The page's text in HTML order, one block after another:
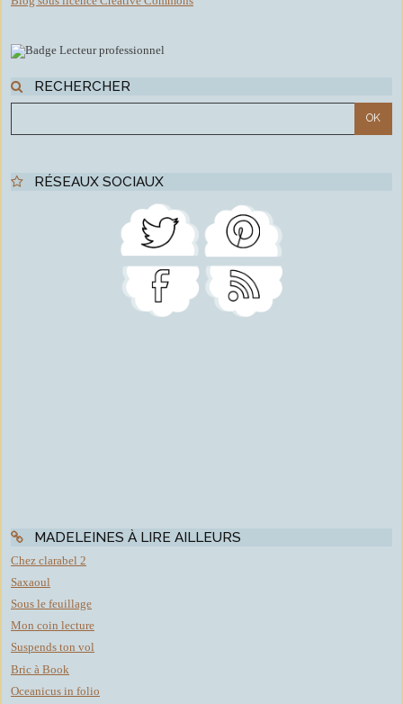
RECHERCHER
RÉSEAUX SOCIAUX
MADELEINES À LIRE AILLEURS
Chez clarabel 2
Saxaoul
Sous le feuillage
Mon coin lecture
Suspends ton vol
Bric à Book
Oceanicus in folio